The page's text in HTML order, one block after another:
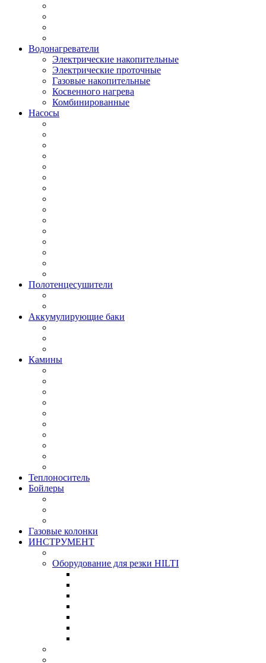
Водонагреватели
Электрические накопительные
Электрические проточные
Газовые накопительные
Косвенного нагрева
Комбинированные
Насосы
Полотенцесушители
Аккумулирующие баки
Камины
Теплоноситель
Бойлеры
Газовые колонки
ИНСТРУМЕНТ
Оборудование для резки HILTI